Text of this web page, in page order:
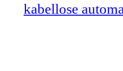
kabellose